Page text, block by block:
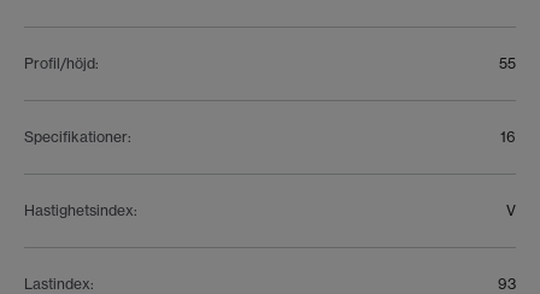
Profil/höjd: 55
Specifikationer: 16
Hastighetsindex: V
Lastindex: 93